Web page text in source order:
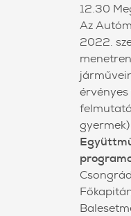
12.30
Az
2022.